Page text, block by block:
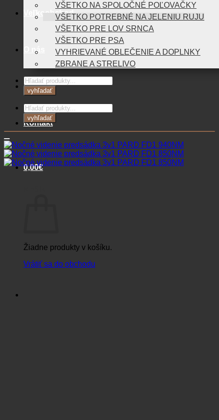
Veľkoobchod
O nás
Blog
Kontakt
0,00€
Žiadne produkty v košíku.
Vrátiť sa do obchodu
VŠETKO NA SPOLOČNÉ POĽOVAČKY
VŠETKO POTREBNÉ NA JELENIU RUJU
VŠETKO PRE LOV SRNCA
VŠETKO PRE PSA
VYHRIEVANÉ OBLEČENIE A DOPLNKY
ZBRANE A STRELIVO
Products
search
vyhľadať
Products
search
vyhľadať